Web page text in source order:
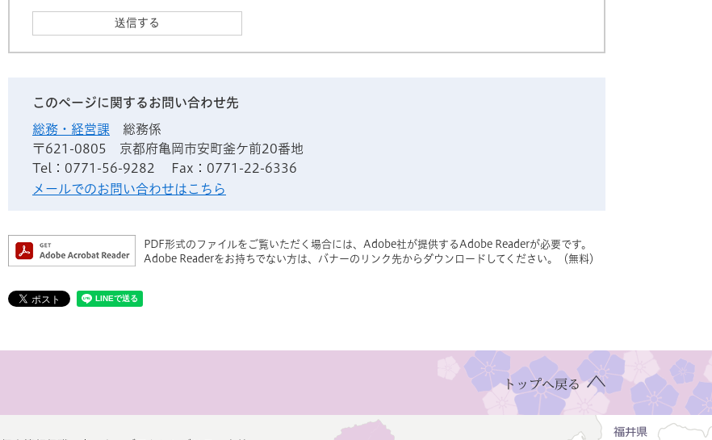
このページに関するお問い合わせ先
総務・経営課
総務係
〒621-0805
京都府亀岡市安町釜ケ前20番地
Tel：0771-56-9282
Fax：0771-22-6336
メールでのお問い合わせはこちら
PDF形式のファイルをご覧いただく場合には、Adobe社が提供するAdobe Readerが必要です。
Adobe Readerをお持ちでない方は、バナーのリンク先からダウンロードしてください。（無料）
トップへ戻る